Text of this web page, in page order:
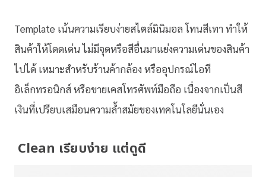
Template เน้นความเรียบง่ายสไตล์มินิมอล โทนสีเทา ทำให้
สินค้าให้โดดเด่น ไม่มีจุดหรือสีอื่นมาแย่งความเด่นของสินค้า
ไปได้ เหมาะสำหรับร้านค้ากล้อง หรืออุปกรณ์ไอที
อิเล็กทรอนิกส์ หรือขายเคสโทรศัพท์มือถือ เนื่องจากเป็นสี
เงินที่เปรียบเสมือนความล้ำสมัยของเทคโนโลยีนั่นเอง
Clean เรียบง่าย แต่ดูดี